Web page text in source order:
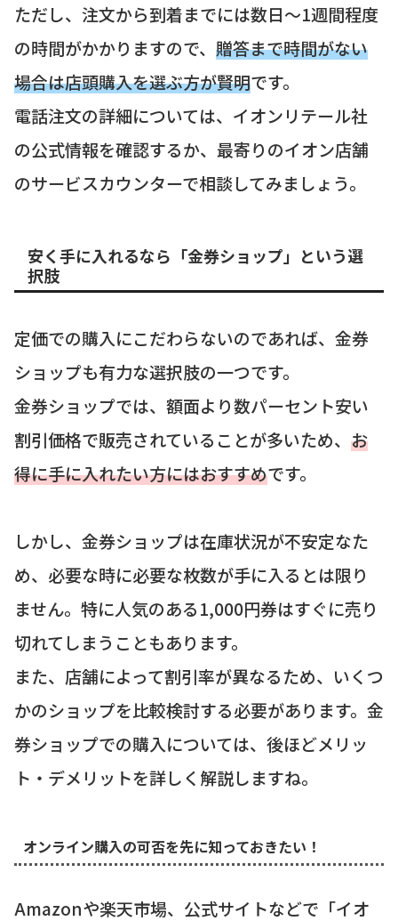
ただし、注文から到着までには数日〜1週間程度
の時間がかかりますので、 贈答まで時間がない
場合は店頭購入を選ぶ方が賢明です。
電話注文の詳細については、イオンリテール社
の公式情報を確認するか、最寄りのイオン店舗
のサービスカウンターで相談してみましょう。
安く手に入れるなら「金券ショップ」という選
択肢
定価での購入にこだわらないのであれば、金券
ショップも有力な選択肢の一つです。
金券ショップでは、額面より数パーセント安い
割引価格で販売されていることが多いため、 お
得に手に入れたい方にはおすすめです。
しかし、金券ショップは在庫状況が不安定なた
め、必要な時に必要な枚数が手に入るとは限り
ません。特に人気のある1,000円券はすぐに売り
切れてしまうこともあります。
また、店舗によって割引率が異なるため、いくつ
かのショップを比較検討する必要があります。金
券ショップでの購入については、後ほどメリッ
ト・デメリットを詳しく解説しますね。
オンライン購入の可否を先に知っておきたい！
Amazonや楽天市場、公式サイトなどで「イオ